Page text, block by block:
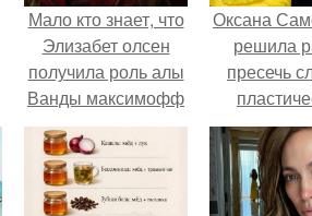
Мало кто знает, что
Элизабет олсен
получила роль алы
Ванды максимофф
не сразу.
Оксана
решила
пресечь